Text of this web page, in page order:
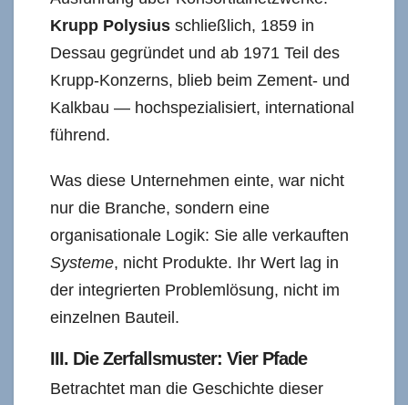
Krupp Polysius schließlich, 1859 in
Dessau gegründet und ab 1971 Teil des
Krupp-Konzerns, blieb beim Zement- und
Kalkbau — hochspezialisiert, international
führend.
Was diese Unternehmen einte, war nicht
nur die Branche, sondern eine
organisationale Logik: Sie alle verkauften
Systeme, nicht Produkte. Ihr Wert lag in
der integrierten Problemlösung, nicht im
einzelnen Bauteil.
III. Die Zerfallsmuster: Vier Pfade
Betrachtet man die Geschichte dieser